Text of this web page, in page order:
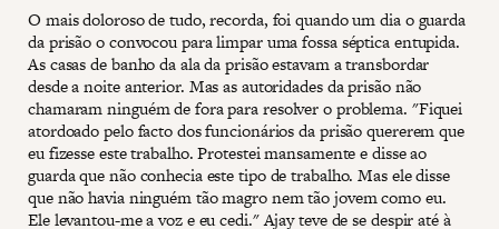
O mais doloroso de tudo, recorda, foi quando um dia o guarda
da prisão o convocou para limpar uma fossa séptica entupida.
As casas de banho da ala da prisão estavam a transbordar
desde a noite anterior. Mas as autoridades da prisão não
chamaram ninguém de fora para resolver o problema. "Fiquei
atordoado pelo facto dos funcionários da prisão quererem que
eu fizesse este trabalho. Protestei mansamente e disse ao
guarda que não conhecia este tipo de trabalho. Mas ele disse
que não havia ninguém tão magro nem tão jovem como eu.
Ele levantou-me a voz e eu cedi." Ajay teve de se despir até à